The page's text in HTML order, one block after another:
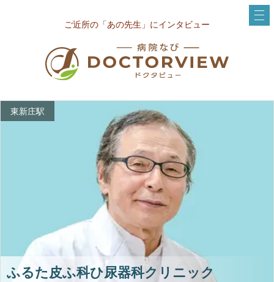
ご近所の「あの先生」にインタビュー
東新庄駅
ふるた皮ふ科ひ尿器科クリニック